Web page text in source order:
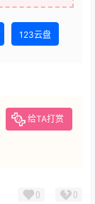
123云盘
给TA打赏
0 0